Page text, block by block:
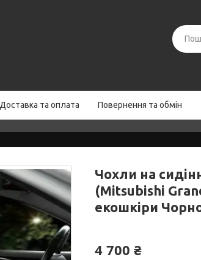
Доставка та оплата Повернення та обмін
Чохли на
(Mitsubishi
екошкіри
4 700 ₴